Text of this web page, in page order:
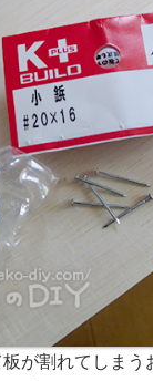
が割れてしまう